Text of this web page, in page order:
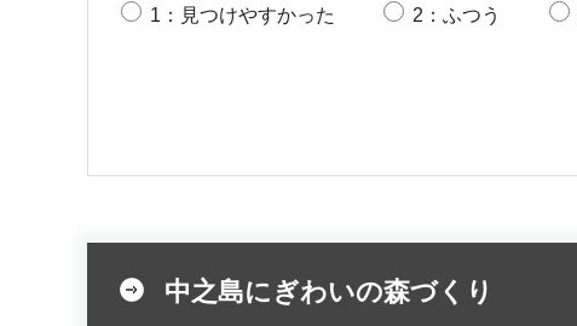
1：見つけやすかった 2：ふつう
中之島にぎわいの森づくり